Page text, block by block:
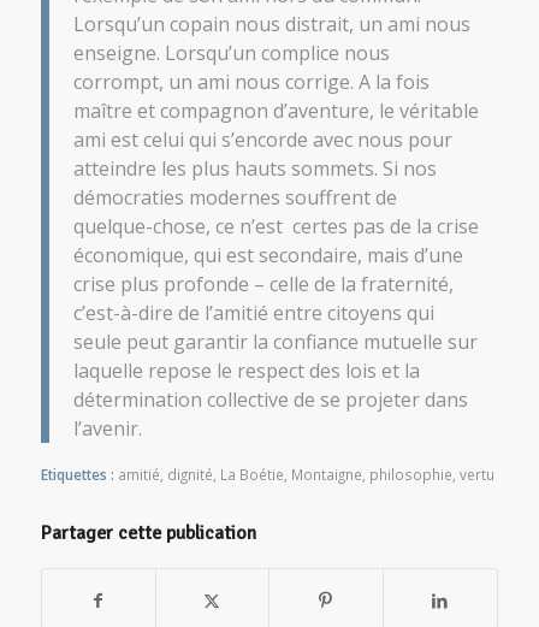
Lorsqu’un copain nous distrait, un ami nous
enseigne. Lorsqu’un complice nous
corrompt, un ami nous corrige. A la fois
maître et compagnon d’aventure, le véritable
ami est celui qui s’encorde avec nous pour
atteindre les plus hauts sommets. Si nos
démocraties modernes souffrent de
quelque-chose, ce n’est certes pas de la crise
économique, qui est secondaire, mais d’une
crise plus profonde – celle de la fraternité,
c’est-à-dire de l’amitié entre citoyens qui
seule peut garantir la confiance mutuelle sur
laquelle repose le respect des lois et la
détermination collective de se projeter dans
l’avenir.
Etiquettes : amitié dignité La Boétie Montaigne philosophie vertu
Partager cette publication